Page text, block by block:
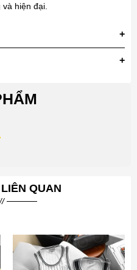
hiện đại.
QUAN